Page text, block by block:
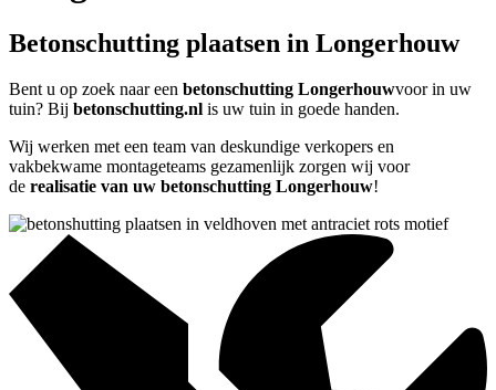
Betonschutting plaatsen in Longerhouw
Bent u op zoek naar een betonschutting Longerhouwvoor in uw
tuin? Bij betonschutting.nl is uw tuin in goede handen.
Wij werken met een team van deskundige verkopers en
vakbekwame montageteams gezamenlijk zorgen wij voor
de realisatie van uw betonschutting Longerhouw!